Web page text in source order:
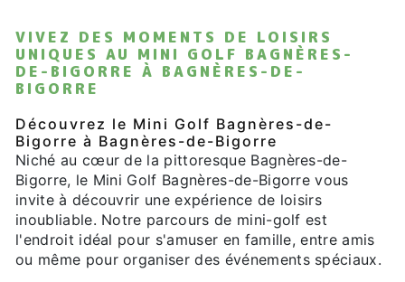
VIVEZ DES MOMENTS DE LOISIRS
UNIQUES AU MINI GOLF BAGNÈRES-
DE-BIGORRE À BAGNÈRES-DE-
BIGORRE
Découvrez le Mini Golf Bagnères-de-
Bigorre à Bagnères-de-Bigorre
Niché au cœur de la pittoresque Bagnères-de-
Bigorre, le Mini Golf Bagnères-de-Bigorre vous
invite à découvrir une expérience de loisirs
inoubliable. Notre parcours de mini-golf est
l'endroit idéal pour s'amuser en famille, entre amis
ou même pour organiser des événements spéciaux.